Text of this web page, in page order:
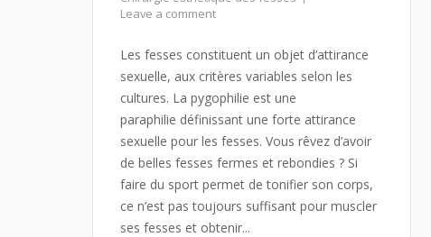
Leave a comment
Les fesses constituent un objet d’attirance
sexuelle, aux critères variables selon les
cultures. La pygophilie est une
paraphilie définissant une forte attirance
sexuelle pour les fesses. Vous rêvez d’avoir
de belles fesses fermes et rebondies ? Si
faire du sport permet de tonifier son corps,
ce n’est pas toujours suffisant pour muscler
ses fesses et obtenir...